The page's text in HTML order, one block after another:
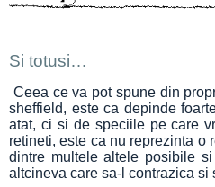
Si totusi…
Ceea ce va pot spune din
sheffield, este ca depinde
atat, ci si de speciile pe care
retineti, este ca nu reprezinta o
dintre multele altele posibile
altcineva care sa-l contrazica